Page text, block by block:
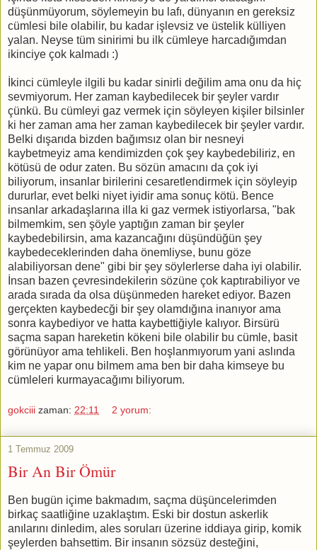
düşünmüyorum, söylemeyin bu lafı, dünyanın en gereksiz
cümlesi bile olabilir, bu kadar işlevsiz ve üstelik külliyen
yalan. Neyse tüm sinirimi bu ilk cümleye harcadığımdan
ikinciye çok kalmadı :)
İkinci cümleyle ilgili bu kadar sinirli değilim ama onu da hiç
sevmiyorum. Her zaman kaybedilecek bir şeyler vardır
çünkü. Bu cümleyi gaz vermek için söyleyen kişiler bilsinler
ki her zaman ama her zaman kaybedilecek bir şeyler vardır.
Belki dışarıda bizden bağımsız olan bir nesneyi
kaybetmeyiz ama kendimizden çok şey kaybedebiliriz, en
kötüsü de odur zaten. Bu sözün amacını da çok iyi
biliyorum, insanlar birilerini cesaretlendirmek için söyleyip
dururlar, evet belki niyet iyidir ama sonuç kötü. Bence
insanlar arkadaşlarına illa ki gaz vermek istiyorlarsa, "bak
bilmemkim, sen şöyle yaptığın zaman bir şeyler
kaybedebilirsin, ama kazancağını düşündüğün şey
kaybedeceklerinden daha önemliyse, bunu göze
alabiliyorsan dene" gibi bir şey söylerlerse daha iyi olabilir.
İnsan bazen çevresindekilerin sözüne çok kaptırabiliyor ve
arada sırada da olsa düşünmeden hareket ediyor. Bazen
gerçekten kaybedecği bir şey olamdığına inanıyor ama
sonra kaybediyor ve hatta kaybettiğiyle kalıyor. Birsürü
saçma sapan hareketin kökeni bile olabilir bu cümle, basit
görünüyor ama tehlikeli. Ben hoşlanmıyorum yani aslında
kim ne yapar onu bilmem ama ben bir daha kimseye bu
cümleleri kurmayacağımı biliyorum.
gokciii zaman: 22:11 2 yorum:
1 Temmuz 2009
Bir An Bir Ömür
Ben bugün içime bakmadım, saçma düşüncelerimden
birkaç saatliğine uzaklaştım. Eski bir dostun askerlik
anılarını dinledim, ales soruları üzerine iddiaya girip, komik
şeylerden bahsettim. Bir insanın sözsüz desteğini,